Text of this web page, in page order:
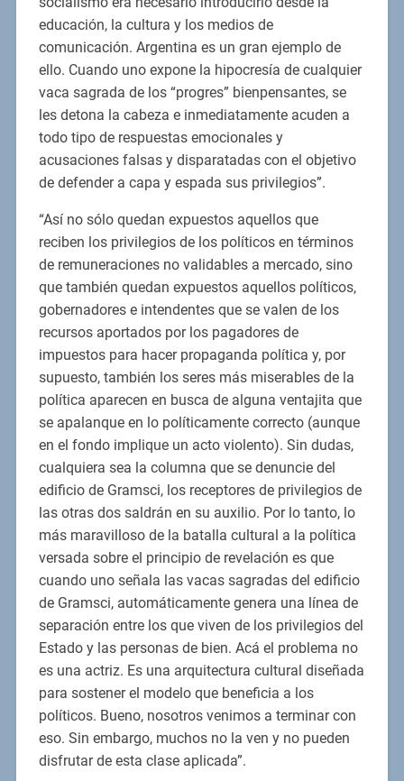
educación, la cultura y los medios de
comunicación. Argentina es un gran ejemplo de
ello. Cuando uno expone la hipocresía de cualquier
vaca sagrada de los “progres” bienpensantes, se
les detona la cabeza e inmediatamente acuden a
todo tipo de respuestas emocionales y
acusaciones falsas y disparatadas con el objetivo
de defender a capa y espada sus privilegios”.
“Así no sólo quedan expuestos aquellos que
reciben los privilegios de los políticos en términos
de remuneraciones no validables a mercado, sino
que también quedan expuestos aquellos políticos,
gobernadores e intendentes que se valen de los
recursos aportados por los pagadores de
impuestos para hacer propaganda política y, por
supuesto, también los seres más miserables de la
política aparecen en busca de alguna ventajita que
se apalanque en lo políticamente correcto (aunque
en el fondo implique un acto violento). Sin dudas,
cualquiera sea la columna que se denuncie del
edificio de Gramsci, los receptores de privilegios de
las otras dos saldrán en su auxilio. Por lo tanto, lo
más maravilloso de la batalla cultural a la política
versada sobre el principio de revelación es que
cuando uno señala las vacas sagradas del edificio
de Gramsci, automáticamente genera una línea de
separación entre los que viven de los privilegios del
Estado y las personas de bien. Acá el problema no
es una actriz. Es una arquitectura cultural diseñada
para sostener el modelo que beneficia a los
políticos. Bueno, nosotros venimos a terminar con
eso. Sin embargo, muchos no la ven y no pueden
disfrutar de esta clase aplicada”.